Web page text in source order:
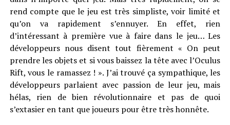
rend compte que le jeu est très simpliste, voir limité et
qu’on va rapidement s’ennuyer. En effet, rien
d’intéressant à première vue à faire dans le jeu… Les
développeurs nous disent tout fièrement « On peut
prendre les objets et si vous baissez la tête avec l’Oculus
Rift, vous le ramassez ! ». J’ai trouvé ça sympathique, les
développeurs parlaient avec passion de leur jeu, mais
hélas, rien de bien révolutionnaire et pas de quoi
s’extasier en tant que joueurs pour être très honnête.